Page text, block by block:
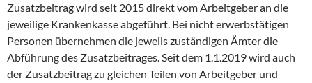
Zusatzbeitrag wird seit 2015 direkt vom Arbeitgeber an die
jeweilige Krankenkasse abgeführt. Bei nicht erwerbstätigen
Personen übernehmen die jeweils zuständigen Ämter die
Abführung des Zusatzbeitrages. Seit dem 1.1.2019 wird auch
der Zusatzbeitrag zu gleichen Teilen von Arbeitgeber und